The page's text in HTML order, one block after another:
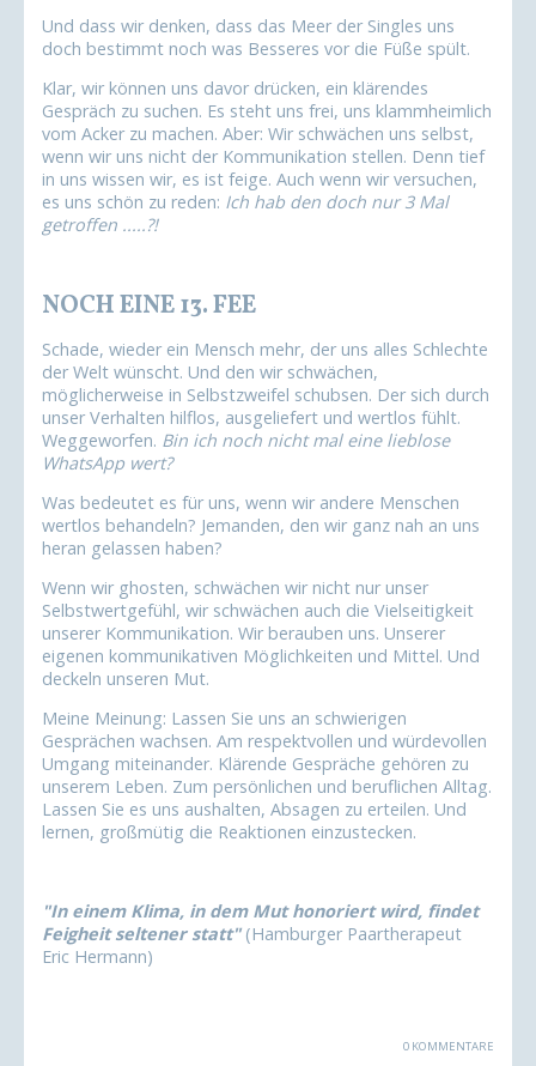
Und dass wir denken, dass das Meer der Singles uns
doch bestimmt noch was Besseres vor die Füße spült.
Klar, wir können uns davor drücken, ein klärendes
Gespräch zu suchen. Es steht uns frei, uns klammheimlich
vom Acker zu machen. Aber: Wir schwächen uns selbst,
wenn wir uns nicht der Kommunikation stellen. Denn tief
in uns wissen wir, es ist feige. Auch wenn wir versuchen,
es uns schön zu reden: Ich hab den doch nur 3 Mal
getroffen .....?!
NOCH EINE 13. FEE
Schade, wieder ein Mensch mehr, der uns alles Schlechte
der Welt wünscht. Und den wir schwächen,
möglicherweise in Selbstzweifel schubsen. Der sich durch
unser Verhalten hilflos, ausgeliefert und wertlos fühlt.
Weggeworfen. Bin ich noch nicht mal eine lieblose
WhatsApp wert?
Was bedeutet es für uns, wenn wir andere Menschen
wertlos behandeln? Jemanden, den wir ganz nah an uns
heran gelassen haben?
Wenn wir ghosten, schwächen wir nicht nur unser
Selbstwertgefühl, wir schwächen auch die Vielseitigkeit
unserer Kommunikation. Wir berauben uns. Unserer
eigenen kommunikativen Möglichkeiten und Mittel. Und
deckeln unseren Mut.
Meine Meinung: Lassen Sie uns an schwierigen
Gesprächen wachsen. Am respektvollen und würdevollen
Umgang miteinander. Klärende Gespräche gehören zu
unserem Leben. Zum persönlichen und beruflichen Alltag.
Lassen Sie es uns aushalten, Absagen zu erteilen. Und
lernen, großmütig die Reaktionen einzustecken.
"In einem Klima, in dem Mut honoriert wird, findet
Feigheit seltener statt" (Hamburger Paartherapeut
Eric Hermann)
0 KOMMENTARE